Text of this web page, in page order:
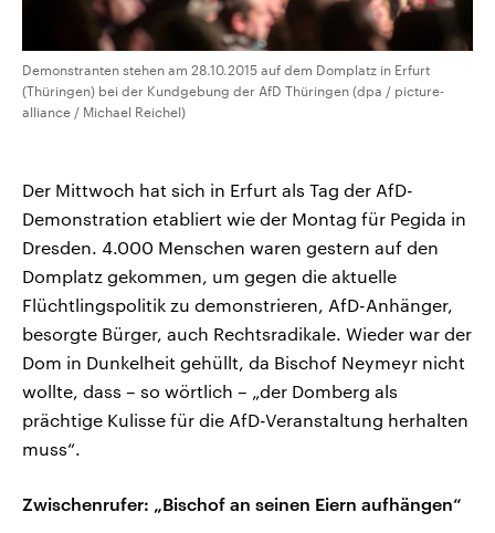
Demonstranten stehen am 28.10.2015 auf dem Domplatz in Erfurt
(Thüringen) bei der Kundgebung der AfD Thüringen (dpa / picture-
alliance / Michael Reichel)
Der Mittwoch hat sich in Erfurt als Tag der AfD-
Demonstration etabliert wie der Montag für Pegida in
Dresden. 4.000 Menschen waren gestern auf den
Domplatz gekommen, um gegen die aktuelle
Flüchtlingspolitik zu demonstrieren, AfD-Anhänger,
besorgte Bürger, auch Rechtsradikale. Wieder war der
Dom in Dunkelheit gehüllt, da Bischof Neymeyr nicht
wollte, dass – so wörtlich – „der Domberg als
prächtige Kulisse für die AfD-Veranstaltung herhalten
muss“.
Zwischenrufer: „Bischof an seinen Eiern aufhängen“